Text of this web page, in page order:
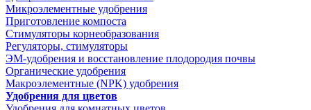
Микроэлементные удобрения
Приготовление компоста
Стимуляторы корнеобразования
Регуляторы, стимуляторы
ЭМ-удобрения и восстановление плодородия почвы
Органические удобрения
Макроэлементные (NPK) удобрения
Удобрения для цветов